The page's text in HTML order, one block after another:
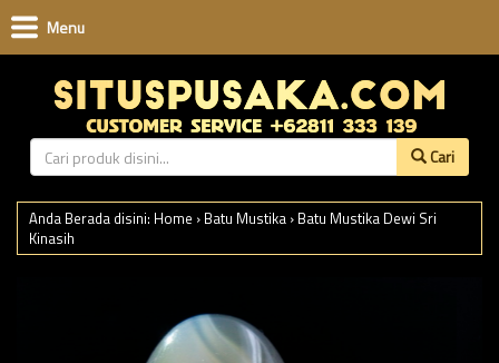
Cari
Menu
Anda Berada disini: Home › Batu Mustika › Batu Mustika Dewi Sri
Kinasih